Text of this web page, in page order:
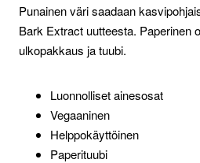
Punainen väri saadaan
Bark Extract uutteesta. Paperinen
ulkopakkaus ja tuubi.
Luonnolliset ainesosat
Vegaaninen
Helppokäyttöinen
Paperituubi